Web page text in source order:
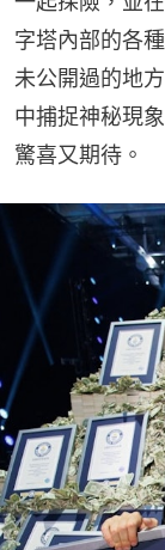
字塔內部的各
未公開過的地
中捕捉神秘現
驚喜又期待。